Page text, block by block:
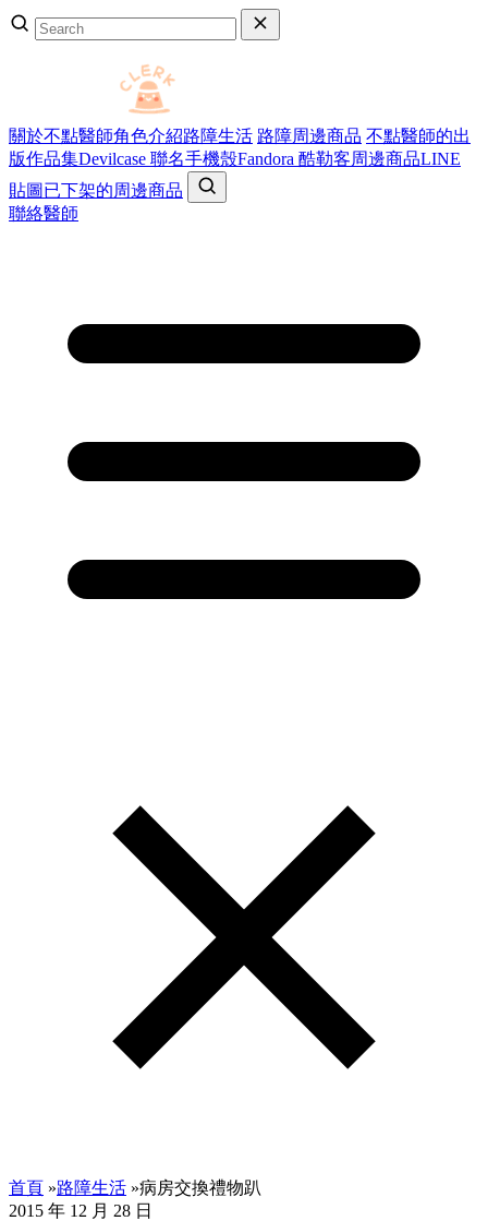
關於不點醫師角色介紹路障生活 路障周邊商品 不點醫師的出
版作品集Devilcase 聯名手機殼Fandora 酷勒客周邊商品LINE
貼圖 已下架的周邊商品
聯絡醫師
首頁 »路障生活 »病房交換禮物趴
2015 年 12 月 28 日